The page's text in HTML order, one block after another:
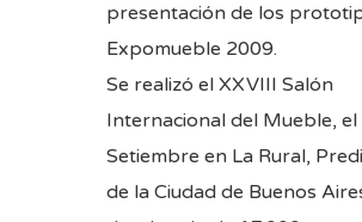
presentación de los
Expomueble 2009.
Se realizó el XXVIII Salón
Internacional del Mueble, el
Setiembre en La Rural,
de la Ciudad de Buenos